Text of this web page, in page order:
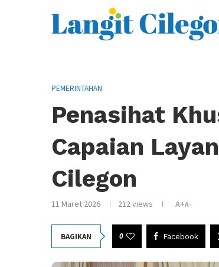
PEMERINTAHAN
Penasihat
Capaian
Cilegon
11 Maret 2026 212views A+A-
BAGIKAN 0 Facebook